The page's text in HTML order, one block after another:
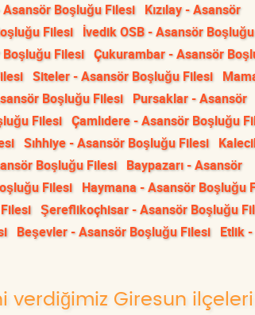
Asansör Boşluğu Filesi Kızılay - Asansör
Filesi İvedik OSB - Asansör Boşluğu
Filesi Çukurambar - Asansör
Siteler - Asansör Boşluğu Filesi
Boşluğu Filesi Pursaklar - Asansör
Filesi Çamlıdere - Asansör Boşluğu
Sıhhiye - Asansör Boşluğu Filesi
Boşluğu Filesi Baypazarı - Asansör
Filesi Haymana - Asansör Boşluğu
Şereflikoçhisar - Asansör Boşluğu
Beşevler - Asansör Boşluğu Filesi Etlik -
verdiğimiz Giresun ilçeleri